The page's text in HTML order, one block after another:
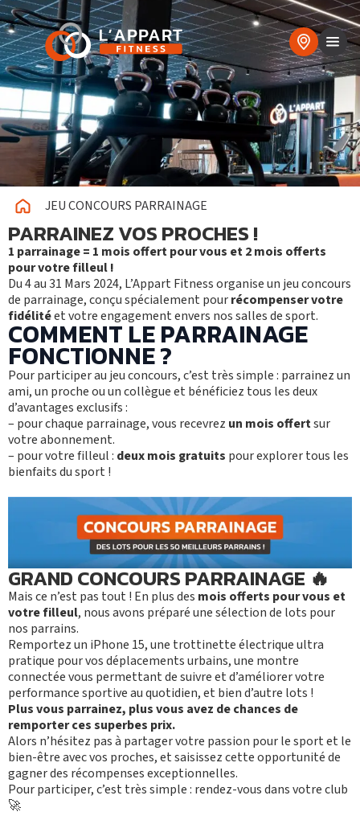
MOT
IVÉ
S’ABONNER
FORMULE D’ABONNEMENT
PLATEAU MUSCU-
COURS COLLECTIFS
SMALL GROUP
COACHING
BLOG
DEVENIR FRANCHISÉ L’APPART FITNESS
JEU CONCOURS PARRAINAGE
PARRAINEZ VOS PROCHES !
1 parrainage = 1 mois offert pour vous et 2 mois offerts
pour votre filleul !
Du 4 au 31 Mars 2024, L’Appart Fitness organise un jeu concours
de parrainage, conçu spécialement pourrécompenser votre
fidélitéet votre engagement envers nos salles de sport.
COMMENT LE PARRAINAGE
FONCTIONNE ?
Pour participer au jeu concours, c’est très simple : parrainez un
ami, un proche ou un collègue et bénéficiez tous les deux
d’avantages exclusifs :
– pour chaque parrainage, vous recevrez un mois offertsur
votre abonnement.
– pour votre filleul : deux mois gratuits pour explorer tous les
bienfaits du sport !
GRAND CONCOURS PARRAINAGE 🔥
Mais ce n’est pas tout ! En plus des mois offerts pour vous et
votre filleul, nous avons préparé une sélection de lots pour
nos parrains.
Remportez un iPhone 15, une trottinette électrique ultra
pratique pour vos déplacements urbains, une montre
connectée vous permettant de suivre et d’améliorer votre
performance sportive au quotidien, et bien d’autre lots !
Plus vous parrainez, plus vous avez de chances de
remporter ces superbes prix.
Alors n’hésitez pas à partager votre passion pour le sport et le
bien-être avec vos proches, et saisissez cette opportunité de
gagner des récompenses exceptionnelles.
Pour participer, c’est très simple : rendez-vous dans votre club
🚀